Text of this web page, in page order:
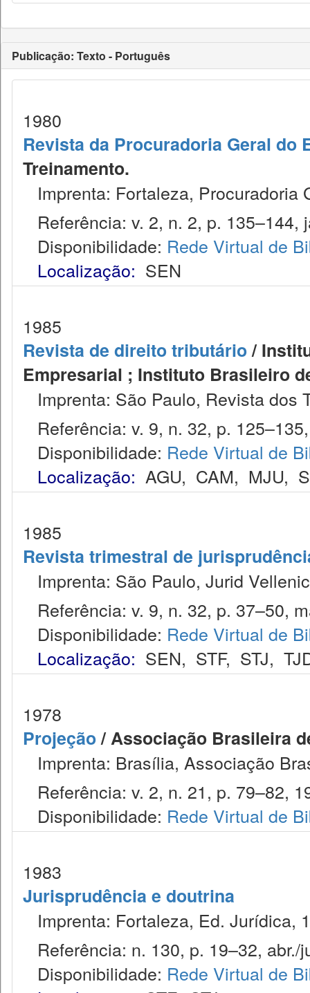
Publicação: Texto - Português
1980
Revista da Procuradoria Geral do
Treinamento.
Imprenta: Fortaleza, Procuradoria
Referência: v. 2, n. 2, p. 135–144,
Disponibilidade: Rede Virtual de
Localização: SEN
1985
Revista de direito tributário/
Empresarial ; Instituto Brasileiro
Imprenta: São Paulo, Revista dos
Referência: v. 9, n. 32, p.
Disponibilidade: Rede Virtual de
Localização: AGU, CAM, MJU,
1985
Revista trimestral de
Imprenta: São Paulo, Jurid
Referência: v. 9, n. 32, p. 37–50,
Disponibilidade: Rede Virtual de
Localização: SEN, STF, STJ,
1978
Projeção/ Associação Brasileira
Imprenta: Brasília, Associação
Referência: v. 2, n. 21, p. 79–82,
Disponibilidade: Rede Virtual de
1983
Jurisprudência e doutrina
Imprenta: Fortaleza, Ed. Jurídica,
Referência: n. 130, p. 19–32, abr./
Disponibilidade: Rede Virtual de